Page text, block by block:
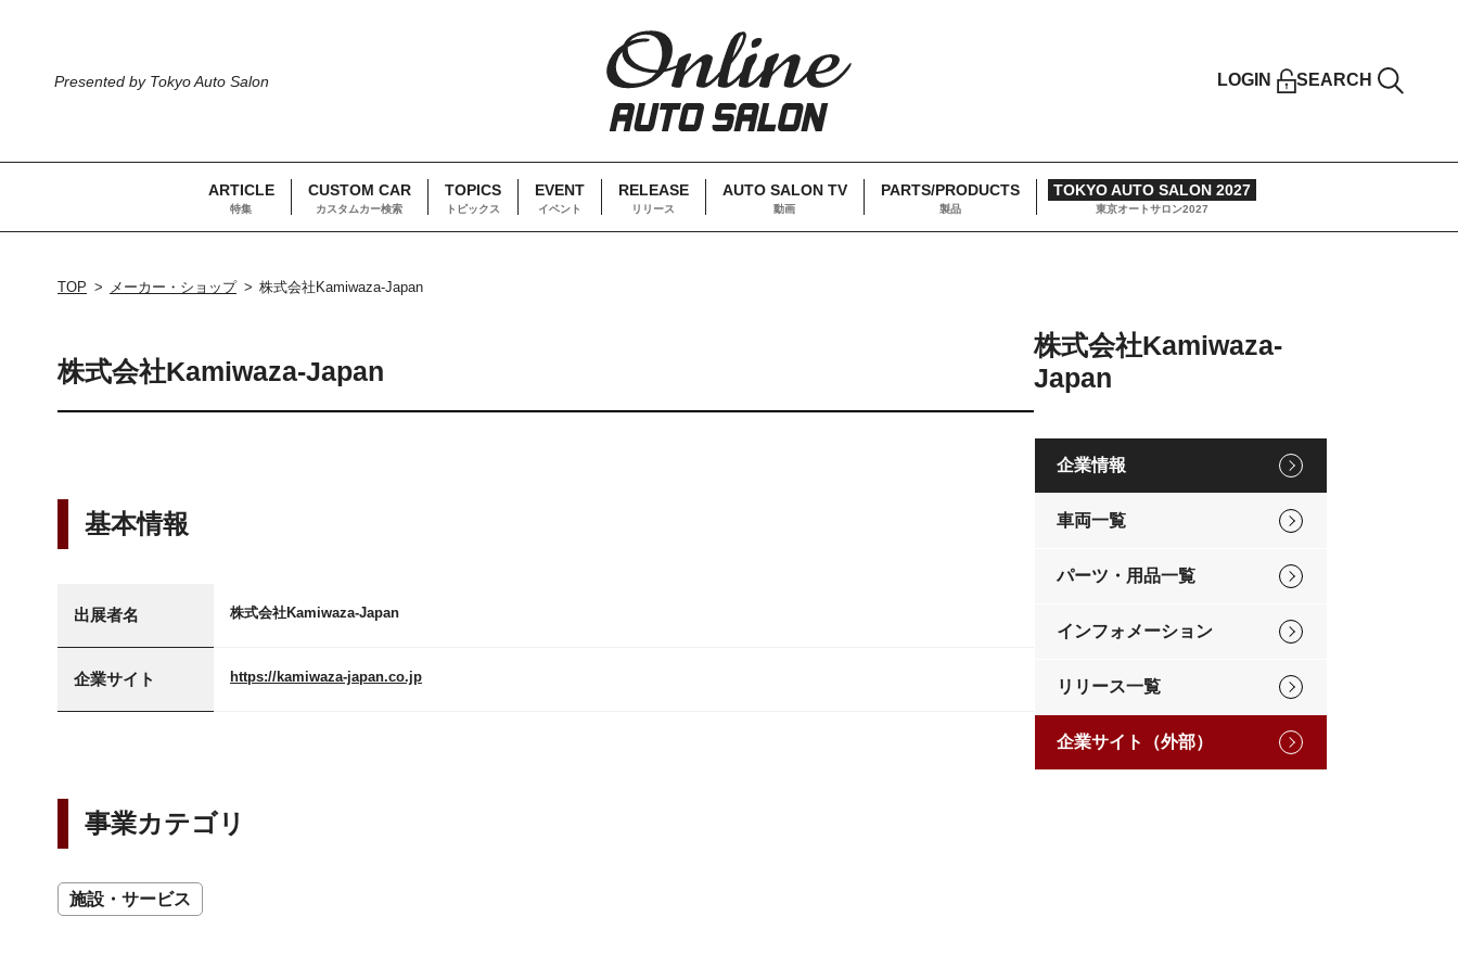
Presented by Tokyo Auto Salon LOGIN SEARCH
ARTICLE
特集
CUSTOM CAR
カスタムカー検索
TOPICS
トピックス
EVENT
イベント
RELEASE
リリース
AUTO SALON TV
動画
PARTS/PRODUCTS
製品
TOKYO AUTO SALON 2027
東京オートサロン2027
TOP メーカー・ショップ 株式会社Kamiwaza-Japan
株式会社Kamiwaza-Japan
基本情報
出展者名 株式会社Kamiwaza-Japan
企業サイト https://kamiwaza-japan.co.jp
事業カテゴリ
施設・サービス
株式会社Kamiwaza-
Japan
企業情報
車両一覧
パーツ・用品一覧
インフォメーション
リリース一覧
企業サイト（外部）